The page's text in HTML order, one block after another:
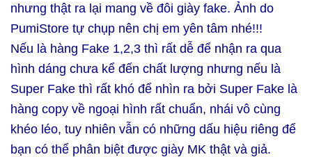
nhưng thật ra lại mang về đôi giày fake. Ảnh do
PumiStore tự chụp nên chị em yên tâm nhé!!!
Nếu là hàng Fake 1,2,3 thì rất dễ để nhận ra qua
hình dáng chưa kể đến chất lượng nhưng nếu là
Super Fake thì rất khó để nhìn ra bởi Super Fake là
hàng copy về ngoại hình rất chuẩn, nhái vô cùng
khéo léo, tuy nhiên vẫn có những dấu hiệu riêng để
bạn có thể phân biệt được giày MK thật và giả.